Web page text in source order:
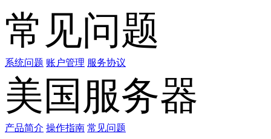
常见问题
系统问题 账户管理 服务协议
美国服务器
产品简介 操作指南 常见问题